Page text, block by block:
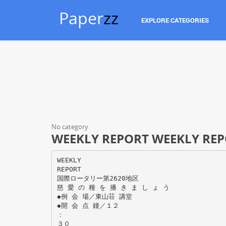
Paperzz EXPLORE CATEGORIES
No category
WEEKLY REPORT WEEKLY
WEEKLY
REPORT
国際ロータリー第2620地区
慈 愛 の 種 を 播 き ま し ょ う
◆例 会 場／東山荘 講堂
◆開 会 点 鐘／１２
：
３０